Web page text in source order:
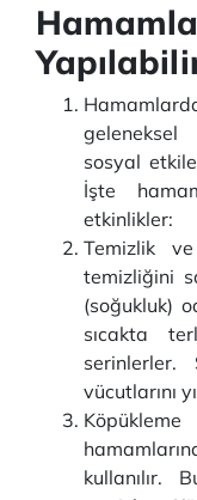
sosyal
İşte
etkinlikler:
Temizlik
temizliğini
(soğukluk)
sıcakta
vücutlarını